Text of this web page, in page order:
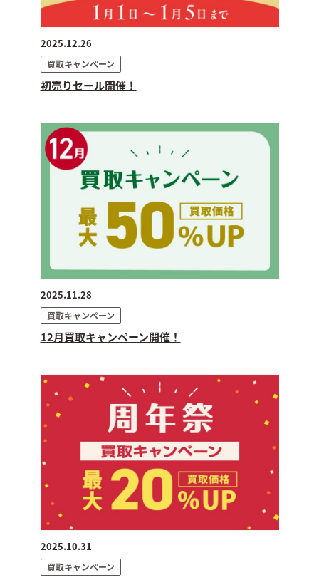
2025.12.26
買取キャンペーン
初売りセール開催！
2025.11.28
買取キャンペーン
12月買取キャンペーン開催！
2025.10.31
買取キャンペーン